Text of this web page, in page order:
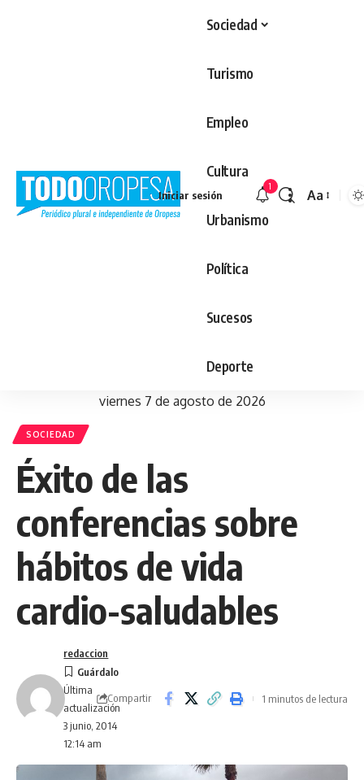
Sociedad
Turismo
Empleo
Cultura
Urbanismo
Política
Sucesos
Deporte
Iniciar sesión
1
Aa
viernes 7 de agosto de 2026
SOCIEDAD
Éxito de las
conferencias sobre
hábitos de vida
cardio-saludables
Última
actualización
3 junio, 2014
12:14 am
redaccion
Compartir 1 minutos de lectura